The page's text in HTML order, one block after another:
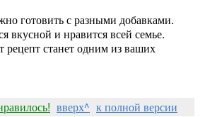
готовить с разными добавками.
вкусной и нравится всей семье.
станет одним из ваших
вверх^ к полной версии